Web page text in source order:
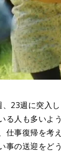
23週に突入
る人も多いよ
仕事復帰を考
事の送迎をど